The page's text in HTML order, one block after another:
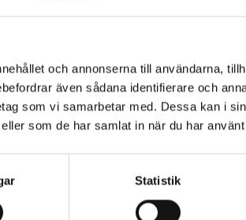
och annonserna till användarna,
även sådana identifierare och
som vi samarbetar med. Dessa kan i
som de har samlat in när du har
Statistik
Material: Stål, trä. Skida